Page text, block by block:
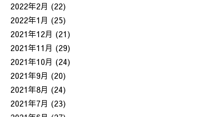
2022年2月 (22)
2022年1月 (25)
2021年12月 (21)
2021年11月 (29)
2021年10月 (24)
2021年9月 (20)
2021年8月 (24)
2021年7月 (23)